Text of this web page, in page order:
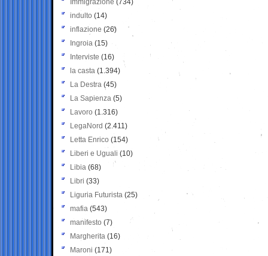
Immigrazione (734)
indulto (14)
inflazione (26)
Ingroia (15)
Interviste (16)
la casta (1.394)
La Destra (45)
La Sapienza (5)
Lavoro (1.316)
LegaNord (2.411)
Letta Enrico (154)
Liberi e Uguali (10)
Libia (68)
Libri (33)
Liguria Futurista (25)
mafia (543)
manifesto (7)
Margherita (16)
Maroni (171)